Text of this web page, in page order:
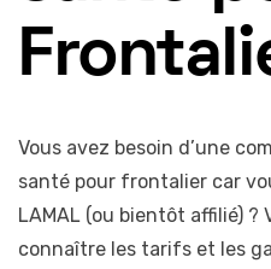
Vous avez besoin d’une
santé pour frontalier car
LAMAL (ou bientôt affilié) ?
connaître les tarifs et les